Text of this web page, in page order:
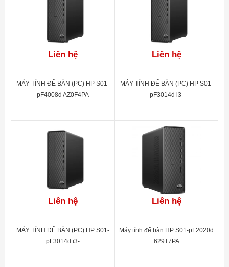
Liên hệ
MÁY TÍNH ĐỂ BÀN (PC) HP S01-
pF4008d AZ0F4PA
Liên hệ
MÁY TÍNH ĐỂ BÀN (PC) HP S01-
pF3014d i3-
ĐEN(A00B0PA)
Liên hệ
MÁY TÍNH ĐỂ BÀN (PC) HP S01-
pF3014d i3-
Liên hệ
Máy tính để bàn HP S01-pF2020d
629T7PA